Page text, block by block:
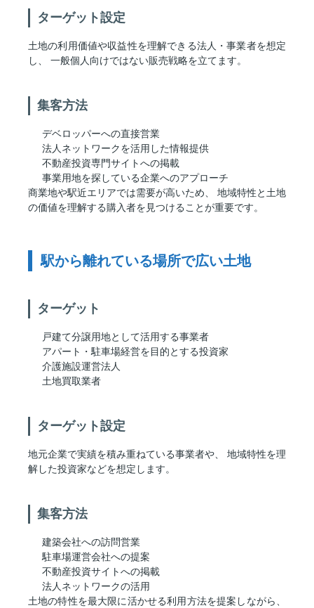
ターゲット設定
土地の利用価値や収益性を理解できる法人・事業者を想定
し、 一般個人向けではない販売戦略を立てます。
集客方法
デベロッパーへの直接営業
法人ネットワークを活用した情報提供
不動産投資専門サイトへの掲載
事業用地を探している企業へのアプローチ
商業地や駅近エリアでは需要が高いため、 地域特性と土地
の価値を理解する購入者を見つけることが重要です。
駅から離れている場所で広い土地
ターゲット
戸建て分譲用地として活用する事業者
アパート・駐車場経営を目的とする投資家
介護施設運営法人
土地買取業者
ターゲット設定
地元企業で実績を積み重ねている事業者や、 地域特性を理
解した投資家などを想定します。
集客方法
建築会社への訪問営業
駐車場運営会社への提案
不動産投資サイトへの掲載
法人ネットワークの活用
土地の特性を最大限に活かせる利用方法を提案しながら、